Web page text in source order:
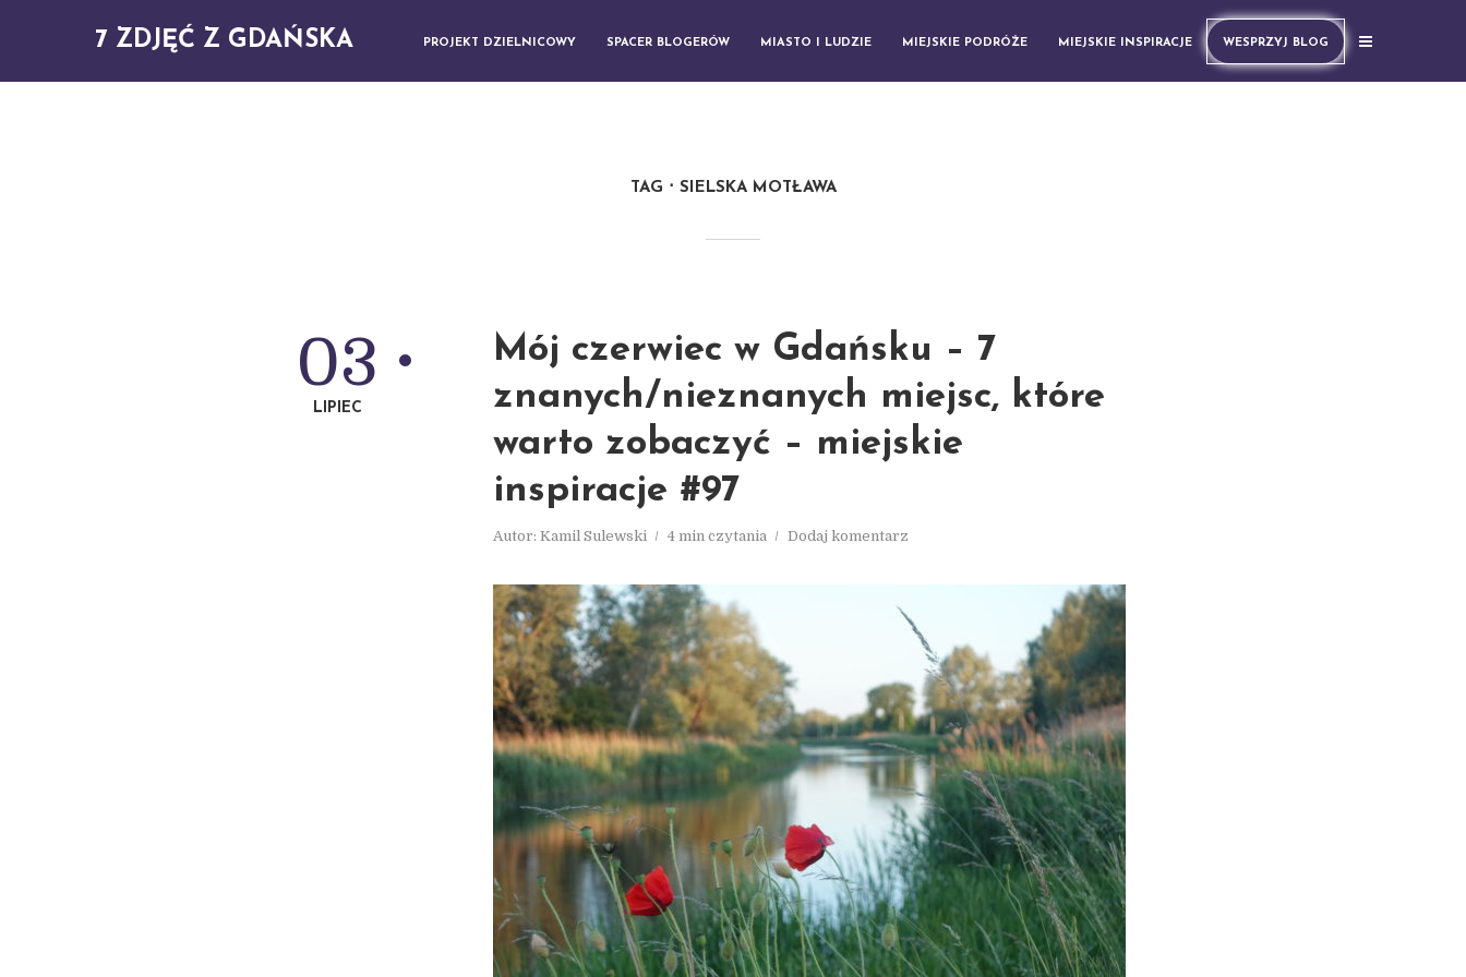
7 ZDJĘĆ Z GDAŃSKA PROJEKT DZIELNICOWY SPACER BLOGERÓW MIASTO I LUDZIE MIEJSKIE PODRÓŻE MIEJSKIE INSPIRACJE WESPRZYJ BLOG
TAG SIELSKA MOTŁAWA
Mój czerwiec w Gdańsku – 7
znanych/nieznanych miejsc, które
warto zobaczyć – miejskie
inspiracje #97
Autor: Kamil Sulewski 4 min czytania Dodaj komentarz
03
LIPIEC